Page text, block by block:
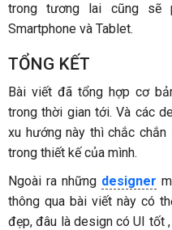
trong tương lai cũng sẽ
Smartphone và Tablet.
TỔNG KẾT
Bài viết đã tổng hợp cơ
trong thời gian tới. Và các
xu hướng này thì chắc
trong thiết kế của mình.
Ngoài ra những designer
thông qua bài viết này có
đẹp, đâu là design có UI tốt